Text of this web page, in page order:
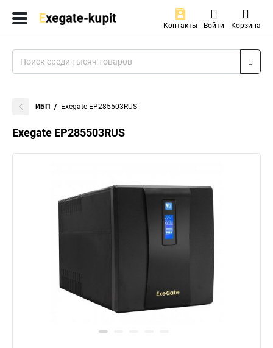
Контакты Войти Корзина
ИБП Exegate EP285503RUS
Exegate EP285503RUS